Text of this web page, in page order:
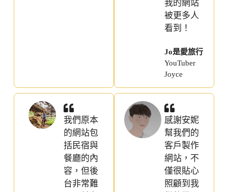
我的網站
被更多人
看到！
Jo是愛旅行
YouTuber
Joyce
我們原本
的網站包
括民宿與
餐廳的內
容，但後
台非常難
感謝安妮
幫我們的
客戶製作
網站，不
僅很貼心
照顧到我